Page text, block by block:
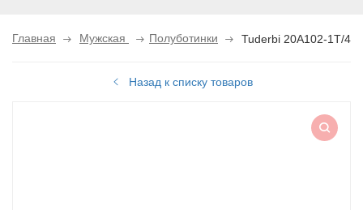
Главная Мужская Полуботинки Tuderbi 20A102-1T/4
Назад к списку товаров